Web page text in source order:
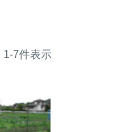
1-7件表示